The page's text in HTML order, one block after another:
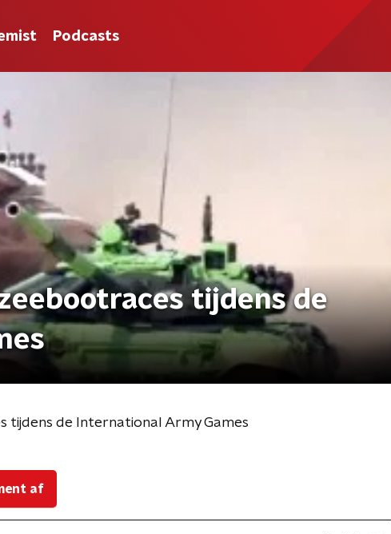
Podcasts
tijdens de
tijdens de International Army Games
af